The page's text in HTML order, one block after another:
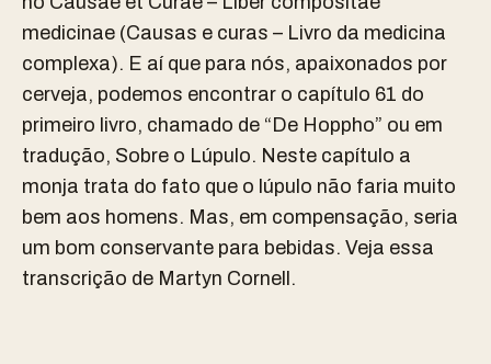
medicinae (Causas e curas – Livro da medicina
complexa). E aí que para nós, apaixonados por
cerveja, podemos encontrar o capítulo 61 do
primeiro livro, chamado de “De Hoppho” ou em
tradução, Sobre o Lúpulo. Neste capítulo a
monja trata do fato que o lúpulo não faria muito
bem aos homens. Mas, em compensação, seria
um bom conservante para bebidas. Veja essa
transcrição de Martyn Cornell.